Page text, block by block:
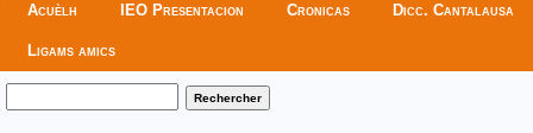
Acuèlh IEO Presentacion Cronicas Dicc. Cantalausa
Ligams amics
Formulaire de recherche